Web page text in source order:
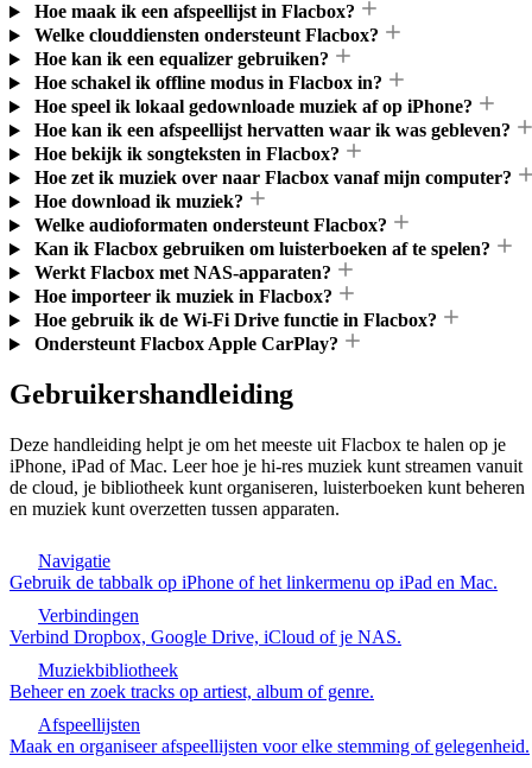
Hoe maak ik een afspeellijst in Flacbox?
Welke clouddiensten ondersteunt Flacbox?
Hoe kan ik een equalizer gebruiken?
Hoe schakel ik offline modus in Flacbox in?
Hoe speel ik lokaal gedownloade muziek af op iPhone?
Hoe kan ik een afspeellijst hervatten waar ik was gebleven?
Hoe bekijk ik songteksten in Flacbox?
Hoe zet ik muziek over naar Flacbox vanaf mijn computer?
Hoe download ik muziek?
Welke audioformaten ondersteunt Flacbox?
Kan ik Flacbox gebruiken om luisterboeken af te spelen?
Werkt Flacbox met NAS-apparaten?
Hoe importeer ik muziek in Flacbox?
Hoe gebruik ik de Wi-Fi Drive functie in Flacbox?
Ondersteunt Flacbox Apple CarPlay?
Gebruikershandleiding
Deze handleiding helpt je om het meeste uit Flacbox te halen op je
iPhone, iPad of Mac. Leer hoe je hi-res muziek kunt streamen vanuit
de cloud, je bibliotheek kunt organiseren, luisterboeken kunt beheren
en muziek kunt overzetten tussen apparaten.
Navigatie
Gebruik de tabbalk op iPhone of het linkermenu op iPad en Mac.
Verbindingen
Verbind Dropbox, Google Drive, iCloud of je NAS.
Muziekbibliotheek
Beheer en zoek tracks op artiest, album of genre.
Afspeellijsten
Maak en organiseer afspeellijsten voor elke stemming of gelegenheid.